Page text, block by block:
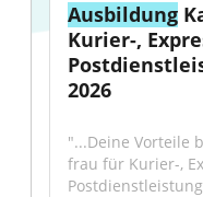
Ausbildung
Kurier-,
2026
"...Deine Vorteile
frau für Kurier-,